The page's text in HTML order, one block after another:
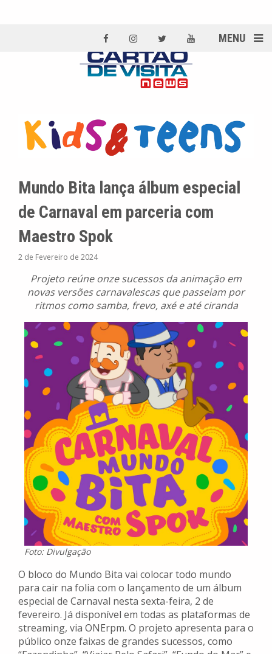
MENU
Mundo Bita lança álbum especial
de Carnaval em parceria com
Maestro Spok
2 de Fevereiro de 2024
Projeto reúne onze sucessos da animação em
novas versões carnavalescas que passeiam por
ritmos como samba, frevo, axé e até ciranda
Foto: Divulgação
O bloco do Mundo Bita vai colocar todo mundo
para cair na folia com o lançamento de um álbum
especial de Carnaval nesta sexta-feira, 2 de
fevereiro. Já disponível em todas as plataformas de
streaming, via ONErpm. O projeto apresenta para o
público onze faixas de grandes sucessos, como